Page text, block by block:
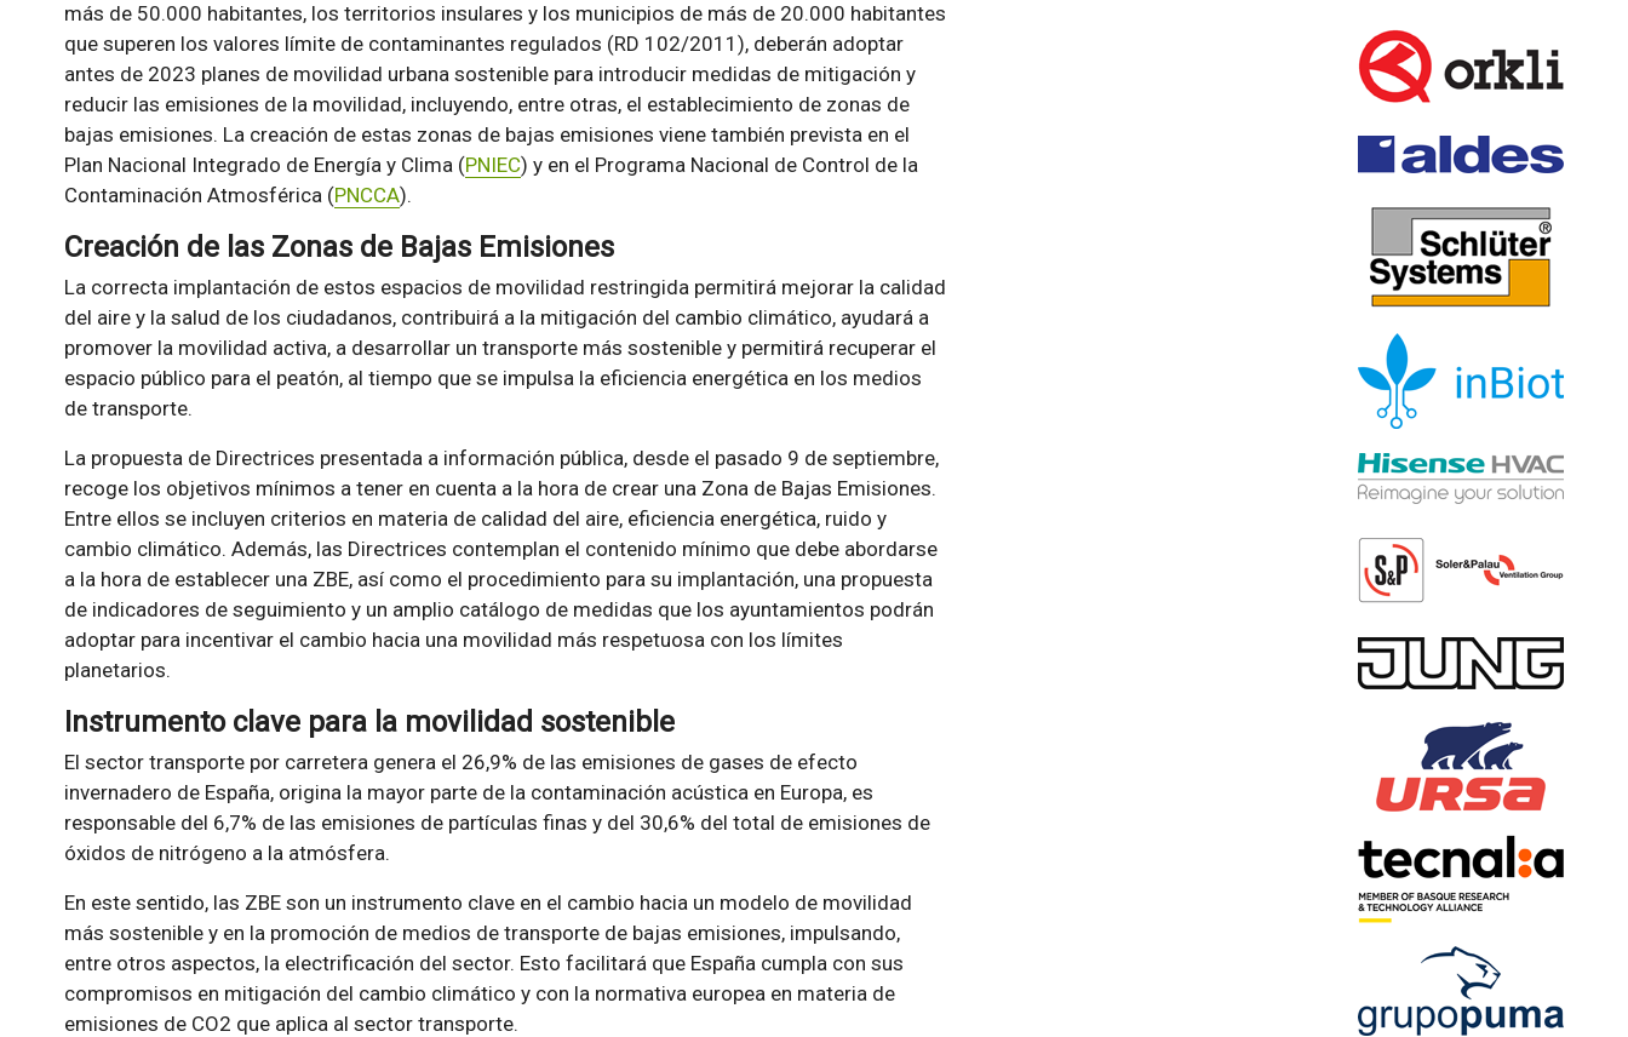
más de 50.000 habitantes, los territorios insulares y los municipios de más de 20.000 habitantes
que superen los valores límite de contaminantes regulados (RD 102/2011), deberán adoptar
antes de 2023 planes de movilidad urbana sostenible para introducir medidas de mitigación y
reducir las emisiones de la movilidad, incluyendo, entre otras, el establecimiento de zonas de
bajas emisiones. La creación de estas zonas de bajas emisiones viene también prevista en el
Plan Nacional Integrado de Energía y Clima (PNIEC) y en el Programa Nacional de Control de la
Contaminación Atmosférica (PNCCA).
Creación de las Zonas de Bajas Emisiones
La correcta implantación de estos espacios de movilidad restringida permitirá mejorar la calidad
del aire y la salud de los ciudadanos, contribuirá a la mitigación del cambio climático, ayudará a
promover la movilidad activa, a desarrollar un transporte más sostenible y permitirá recuperar el
espacio público para el peatón, al tiempo que se impulsa la eficiencia energética en los medios
de transporte.
La propuesta de Directrices presentada a información pública, desde el pasado 9 de septiembre,
recoge los objetivos mínimos a tener en cuenta a la hora de crear una Zona de Bajas Emisiones.
Entre ellos se incluyen criterios en materia de calidad del aire, eficiencia energética, ruido y
cambio climático. Además, las Directrices contemplan el contenido mínimo que debe abordarse
a la hora de establecer una ZBE, así como el procedimiento para su implantación, una propuesta
de indicadores de seguimiento y un amplio catálogo de medidas que los ayuntamientos podrán
adoptar para incentivar el cambio hacia una movilidad más respetuosa con los límites
planetarios.
Instrumento clave para la movilidad sostenible
El sector transporte por carretera genera el 26,9% de las emisiones de gases de efecto
invernadero de España, origina la mayor parte de la contaminación acústica en Europa, es
responsable del 6,7% de las emisiones de partículas finas y del 30,6% del total de emisiones de
óxidos de nitrógeno a la atmósfera.
En este sentido, las ZBE son un instrumento clave en el cambio hacia un modelo de movilidad
más sostenible y en la promoción de medios de transporte de bajas emisiones, impulsando,
entre otros aspectos, la electrificación del sector. Esto facilitará que España cumpla con sus
compromisos en mitigación del cambio climático y con la normativa europea en materia de
emisiones de CO2 que aplica al sector transporte.